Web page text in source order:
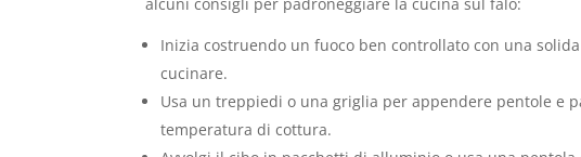
Inizia costruendo un fuoco ben controllato con una
cucinare.
Usa un treppiedi o una griglia per appendere pentole e
temperatura di cottura.